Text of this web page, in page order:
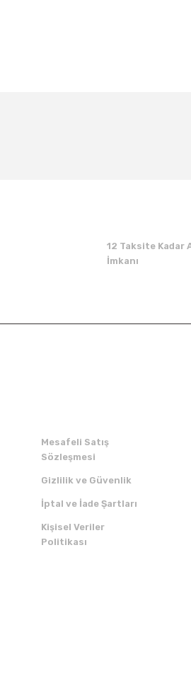
12 Taksite Kadar
İmkanı
Mesafeli Satış
Sözleşmesi
Gizlilik ve Güvenlik
İptal ve İade Şartları
Kişisel Veriler
Politikası